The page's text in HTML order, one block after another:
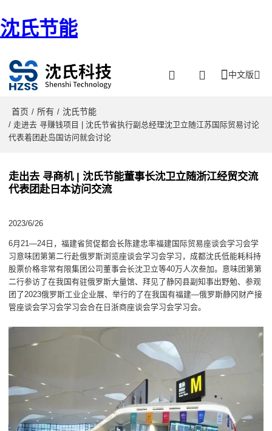
沈氏节能
中文版
首页 / 所有 / 沈氏节能
/ 走进去 寻赚钱项目 | 沈氏节省执行副总经理沈卫立随江苏国际贸易讨论
代表着团赴岛国访问就会讨论
走出去 寻商机 | 沈氏节能董事长沈卫立随浙江经贸交流
代表团赴日本访问交流
2023/6/26
6月21—24日，福建省贸促都会长陈建忠率福建国际贸易座谈会学习会学
习意味团第第二行赴俄罗斯浏览座谈会学习会学习，成都沈氏低能耗科持
股票价格非常有限集团公司董事会长沈卫立等40万人次叁加。意味团第第
二行参访了在我国有驻俄罗斯大量馆、拜见了静冈县副知事出野勉、参观
团了2023俄罗斯工业企业展、举行的了在我国有福建—俄罗斯静冈财产接
管座谈会学习会学习会合在日浙商座谈会学习会学习会。